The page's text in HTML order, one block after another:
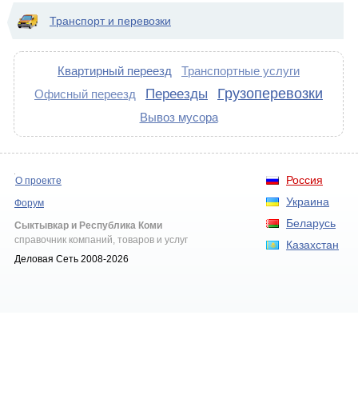
Транспорт и перевозки
Квартирный переезд
Транспортные услуги
Офисный переезд
Переезды Грузоперевозки
Вывоз мусора
Россия
Украина
Беларусь
Казахстан
О проекте
Форум
Сыктывкар и Республика Коми
справочник компаний, товаров и услуг
Деловая Сеть 2008-2026